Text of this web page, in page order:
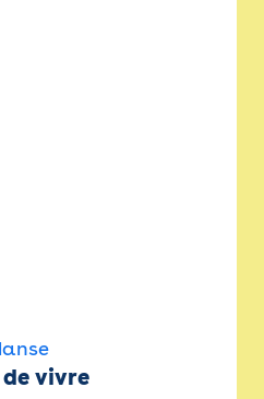
vivre